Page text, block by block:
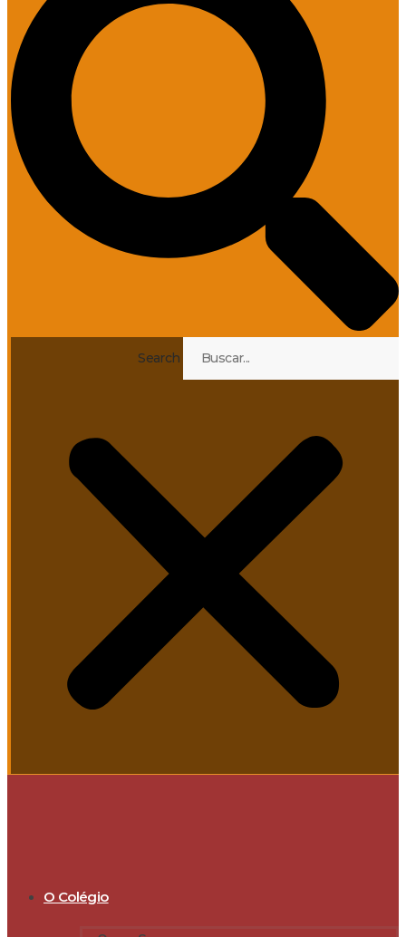
Search
O Colégio